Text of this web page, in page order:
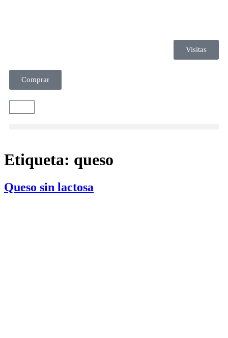
Visitas
Comprar
Etiqueta: queso
Queso sin lactosa